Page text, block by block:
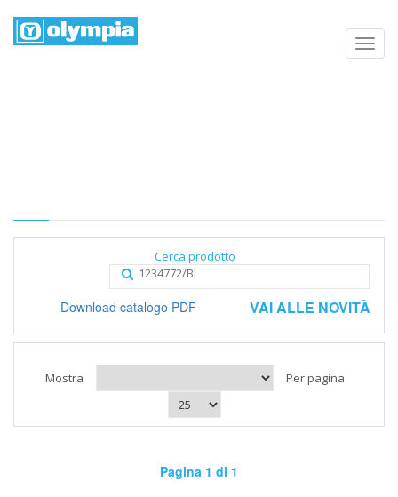
Cerca prodotto
VAI ALLE NOVITÀ
Download catalogo PDF
Mostra Per pagina
Pagina 1 di 1